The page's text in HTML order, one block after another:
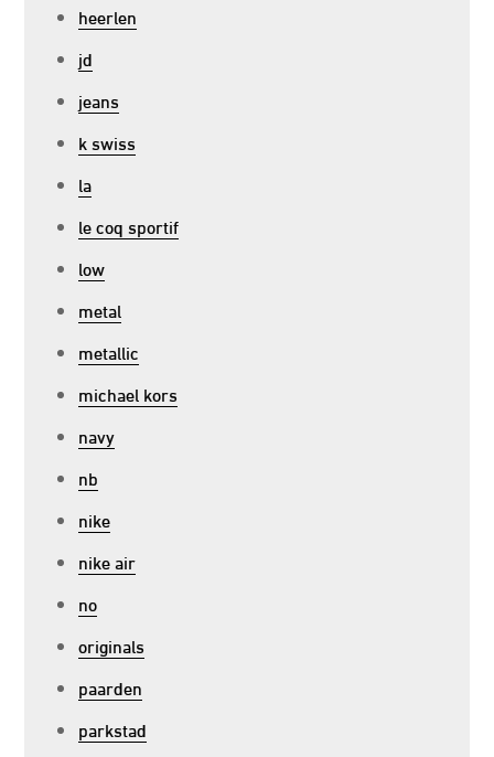
heerlen
jd
jeans
k swiss
la
le coq sportif
low
metal
metallic
michael kors
navy
nb
nike
nike air
no
originals
paarden
parkstad